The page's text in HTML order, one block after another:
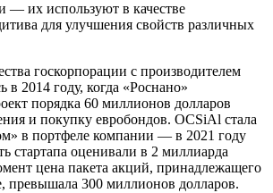
— их используют в качестве
для улучшения свойств различных
госкорпорации с производителем
в 2014 году, когда «Роснано»
порядка 60 миллионов долларов
и покупку евробондов. OCSiAl стала
в портфеле компании — в 2021 году
стартапа оценивали в 2 миллиарда
цена пакета акций, принадлежащего
превышала 300 миллионов долларов.